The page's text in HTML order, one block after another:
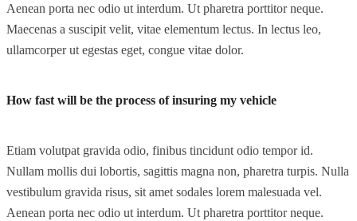
Aenean porta nec odio ut interdum. Ut pharetra porttitor neque.
Maecenas a suscipit velit, vitae elementum lectus. In lectus leo,
ullamcorper ut egestas eget, congue vitae dolor.
How fast will be the process of insuring my vehicle
Etiam volutpat gravida odio, finibus tincidunt odio tempor id.
Nullam mollis dui lobortis, sagittis magna non, pharetra turpis. Nulla
vestibulum gravida risus, sit amet sodales lorem malesuada vel.
Aenean porta nec odio ut interdum. Ut pharetra porttitor neque.